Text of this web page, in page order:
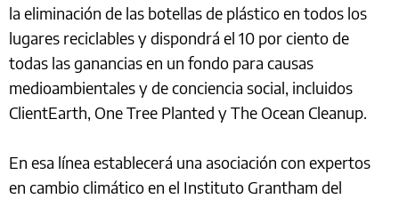
la eliminación de las botellas de plástico en todos los
lugares reciclables y dispondrá el 10 por ciento de
todas las ganancias en un fondo para causas
medioambientales y de conciencia social, incluidos
ClientEarth, One Tree Planted y The Ocean Cleanup.
En esa línea establecerá una asociación con expertos
en cambio climático en el Instituto Grantham del